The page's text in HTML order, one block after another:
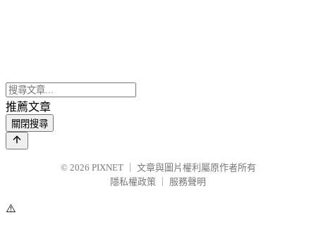
推薦文章
關閉搜尋
© 2026 PIXNET
文章與圖片權利屬原作者所有
隱私權政策
服務聲明
⚠️